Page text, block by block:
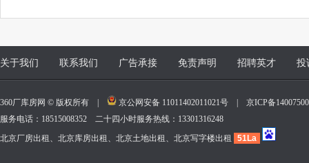
关于我们 联系我们 广告承接 免责声明 招聘英才 投
360厂库房网 © 版权所有 | 京公网安备 11011402011021号
京ICP备
服务电话：18515008352 二十四小时服务热线：13301316248
北京厂房出租、北京库房出租、北京土地出租、北京写字楼出租
51La